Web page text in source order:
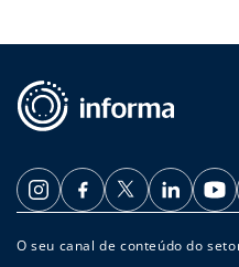
O seu canal de conteúdo do